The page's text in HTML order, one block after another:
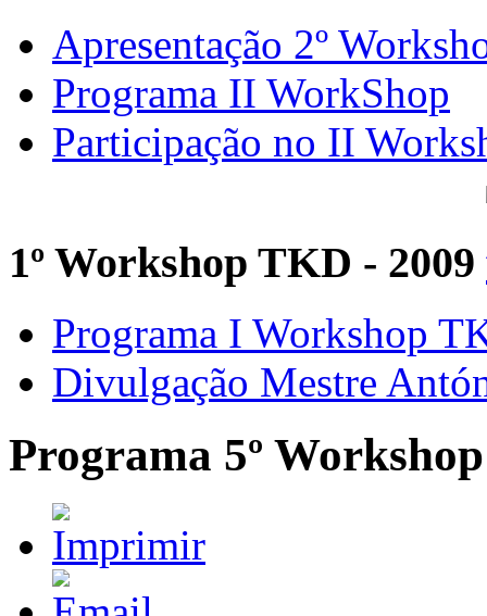
Apresentação 2º
Programa II WorkShop
Participação no II
1º Workshop TKD - 2009
Programa I Workshop
Divulgação Mestre
Programa 5º Workshop